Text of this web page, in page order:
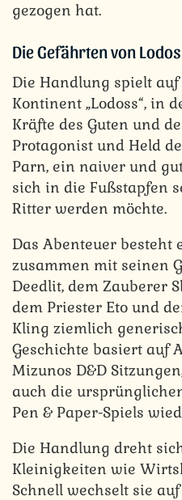
gezogen hat.
Die Gefährten von
Die Handlung spielt
Kontinent „Lodoss“, in
Kräfte des Guten und
Protagonist und Held
Parn, ein naiver und
sich in die Fußstapfen
Ritter werden möchte.
Das Abenteuer besteht
zusammen mit seinen
Deedlit, dem Zauberer
dem Priester Eto und
Kling ziemlich
Geschichte basiert auf
Mizunos D&D
auch die
Pen & Paper-Spiels
Die Handlung dreht
Kleinigkeiten wie
Schnell wechselt sie